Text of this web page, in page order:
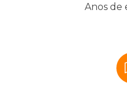
Anos de